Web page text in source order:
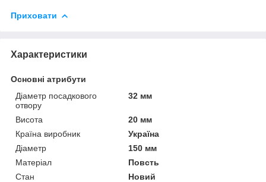
Приховати
Характеристики
Основні атрибути
Діаметр посадкового
отвору
32 мм
Висота
20 мм
Країна виробник
Україна
Діаметр
150 мм
Матеріал
Повсть
Стан
Новий